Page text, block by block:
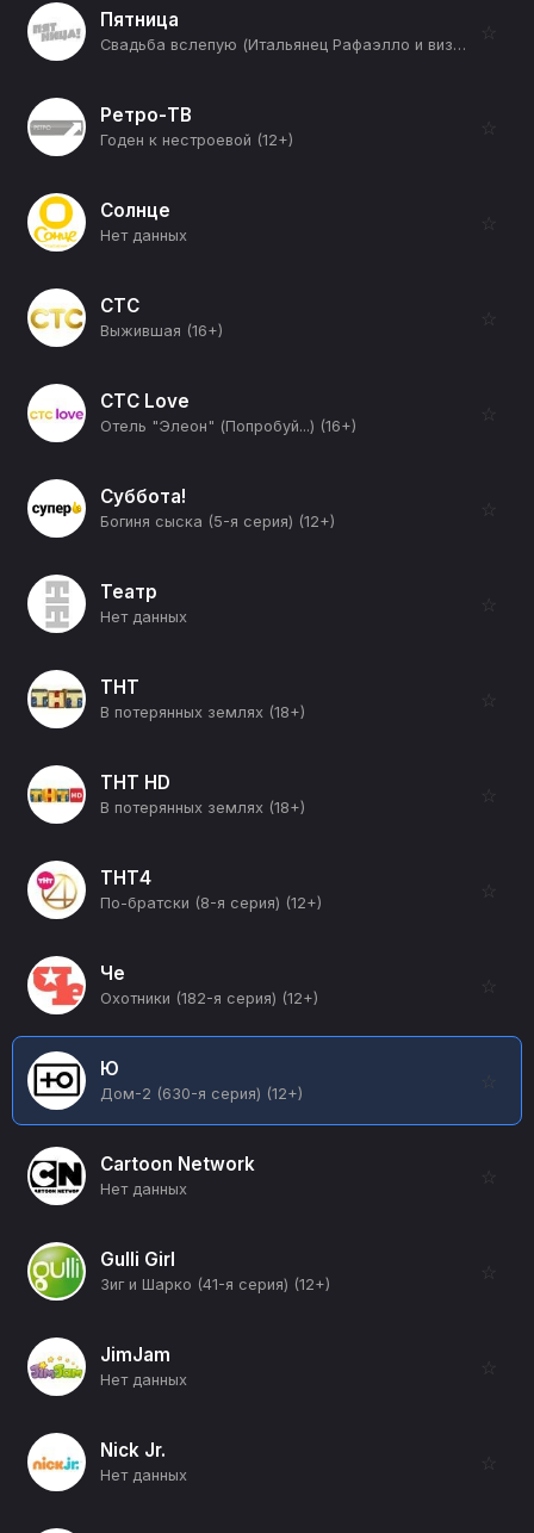
Пятница
Свадьба вслепую (Итальянец Рафаэлло и визажист Анастасия) (12+)
☆
Ретро-ТВ
Годен к нестроевой (12+)
☆
Солнце
Нет данных
☆
СТС
Выжившая (16+)
☆
СТС Love
Отель "Элеон" (Попробуй...) (16+)
☆
Суббота!
Богиня сыска (5-я серия) (12+)
☆
Театр
Нет данных
☆
ТНТ
В потерянных землях (18+)
☆
ТНТ HD
В потерянных землях (18+)
☆
ТНТ4
По-братски (8-я серия) (12+)
☆
Че
Охотники (182-я серия) (12+)
☆
Ю
Дом-2 (630-я серия) (12+)
Cartoon Network
Нет данных
☆
Gulli Girl
Зиг и Шарко (41-я серия) (12+)
☆
JimJam
Нет данных
☆
Nick Jr.
Нет данных
☆